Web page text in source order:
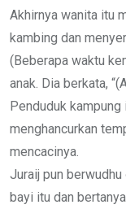
Akhirnya wanita itu
kambing dan
(Beberapa waktu
anak. Dia berkata,
Penduduk kampung
menghancurkan
mencacinya.
Juraij pun
bayi itu dan